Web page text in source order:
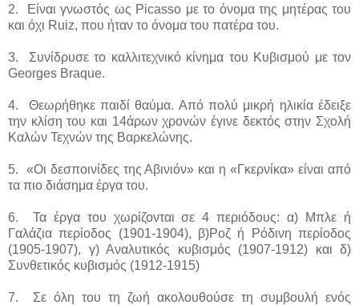
2. Είναι γνωστός ως Picassο με το όνομα της μητέρας του
και όχι Ruiz, που ήταν το όνομα του πατέρα του.
3. Συνίδρυσε το καλλιτεχνικό κίνημα του Κυβισμού με τον
Georges Braque.
4. Θεωρήθηκε παιδί θαύμα. Από πολύ μικρή ηλικία έδειξε
την κλίση του και 14άρων χρονών έγινε δεκτός στην Σχολή
Καλών Τεχνών της Βαρκελώνης.
5. «Οι δεσποινίδες της Αβινιόν» και η «Γκερνίκα» είναι από
τα πιο διάσημα έργα του.
6. Τα έργα του χωρίζονται σε 4 περιόδους: α) Μπλε ή
Γαλάζια περίοδος (1901-1904), β)Ροζ ή Ρόδινη περίοδος
(1905-1907), γ) Αναλυτικός κυβισμός (1907-1912) και δ)
Συνθετικός κυβισμός (1912-1915)
7. Σε όλη του τη ζωή ακολουθούσε τη συμβουλή ενός